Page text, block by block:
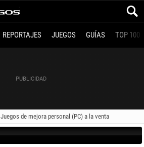
REPORTAJES JUEGOS GUÍAS TOP 100
Juegos de mejora personal (PC) a la venta